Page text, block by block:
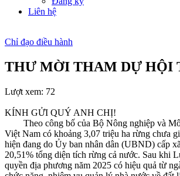
Liên hệ
Chỉ đạo điều hành
THƯ MỜI THAM DỰ HỘI
Lượt xem: 72
KÍNH GỬI QUÝ ANH CHỊ!
Theo công bố của Bộ Nông nghiệp và
Việt Nam có khoảng 3,07 triệu ha rừng chưa
hiện đang do Ủy ban nhân dân (UBND) cấp
20,51% tổng diện tích rừng cả nước. Sau khi
quyền địa phương năm 2025 có hiệu quả từ